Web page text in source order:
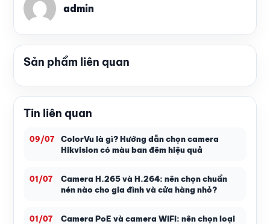
admin
Sản phẩm liên quan
Tin liên quan
09/07
ColorVu là gì? Hướng dẫn chọn camera
Hikvision có màu ban đêm hiệu quả
01/07
Camera H.265 và H.264: nên chọn chuẩn
nén nào cho gia đình và cửa hàng nhỏ?
01/07
Camera PoE và camera WiFi: nên chọn loại